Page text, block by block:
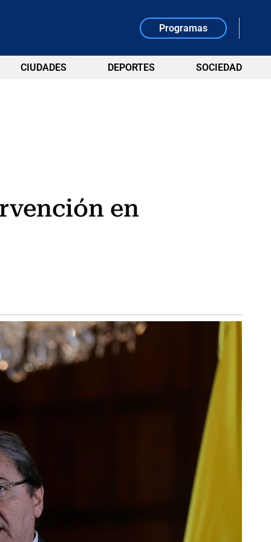
Programas
CIUDADES DEPORTES SOCIEDAD
en